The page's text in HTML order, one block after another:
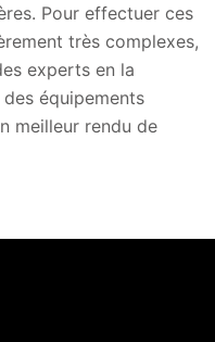
Pour effectuer ces
très complexes,
experts en la
équipements
meilleur rendu de